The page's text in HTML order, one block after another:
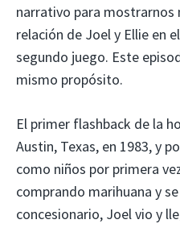
narrativo para mostrarnos
relación de Joel y Ellie en
segundo juego. Este
mismo propósito.
El primer flashback de la
Austin, Texas, en 1983, y
como niños por primera
comprando marihuana y
concesionario, Joel vio y